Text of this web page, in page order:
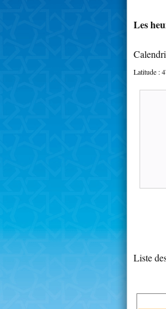
Les
Latitude :
Liste